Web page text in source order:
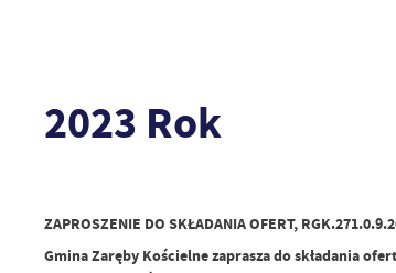
2023 Rok
ZAPROSZENIE DO SKŁADANIA OFERT,
Gmina Zaręby Kościelne zaprasza do składania